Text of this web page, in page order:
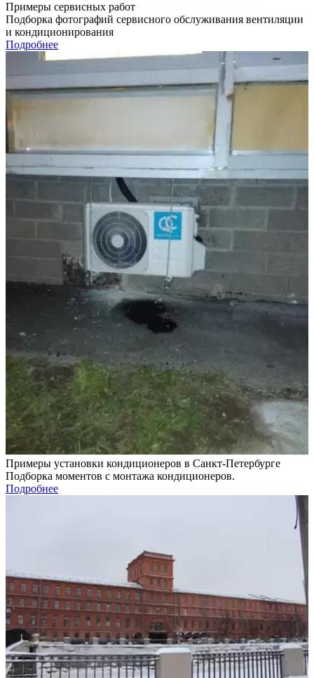
Примеры сервисных работ
Подборка фотографий сервисного обслуживания вентиляции
и кондиционирования
Подробнее
Примеры установки кондиционеров в Санкт-Петербурге
Подборка моментов с монтажа кондиционеров.
Подробнее